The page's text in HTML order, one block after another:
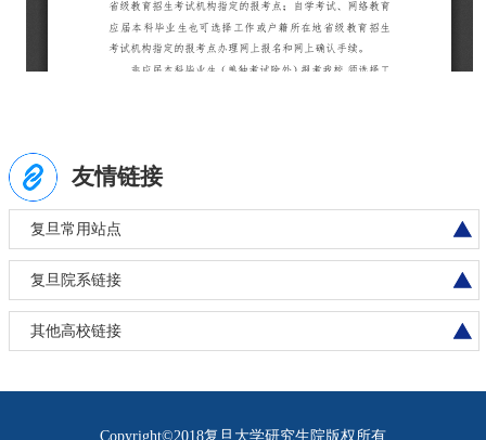
友情链接
复旦常用站点
复旦院系链接
其他高校链接
Copyright©2018复旦大学研究生院版权所有